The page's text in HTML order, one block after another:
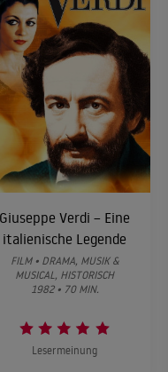
Giuseppe Verdi – Eine
italienische Legende
FILM • DRAMA, MUSIK &
MUSICAL, HISTORISCH
1982 • 70 MIN.
Lesermeinung